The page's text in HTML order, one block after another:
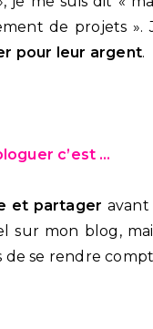
de projets
pour leur argent.
c’est …
et partager avant
sur mon blog,
se rendre